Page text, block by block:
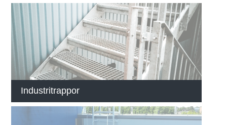
Industritrappor